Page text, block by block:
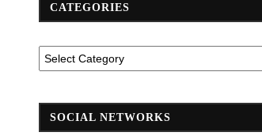
CATEGORIES
SOCIAL NETWORKS